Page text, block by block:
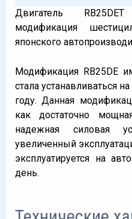
Двигатель
модификация
японского
Модификация RB25DE
стала устанавливаться
году. Данная
как достаточно
надежная силовая
увеличенный
эксплуатируется на
день.